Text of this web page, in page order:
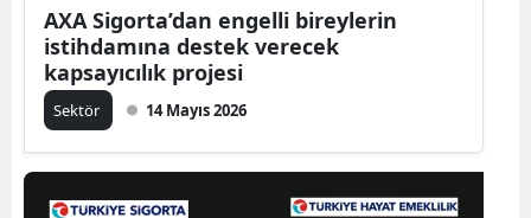
AXA Sigorta’dan engelli bireylerin
istihdamına destek verecek
kapsayıcılık projesi
Sektör 14 Mayıs 2026